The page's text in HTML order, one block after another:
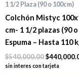
1 1/2 Plaza (90 o 100cm)
Colchón Mistyc
cm- 1 1/2 plazas (90
Espuma – Hasta 110
$540,000.00$
sin interes con tarjeta